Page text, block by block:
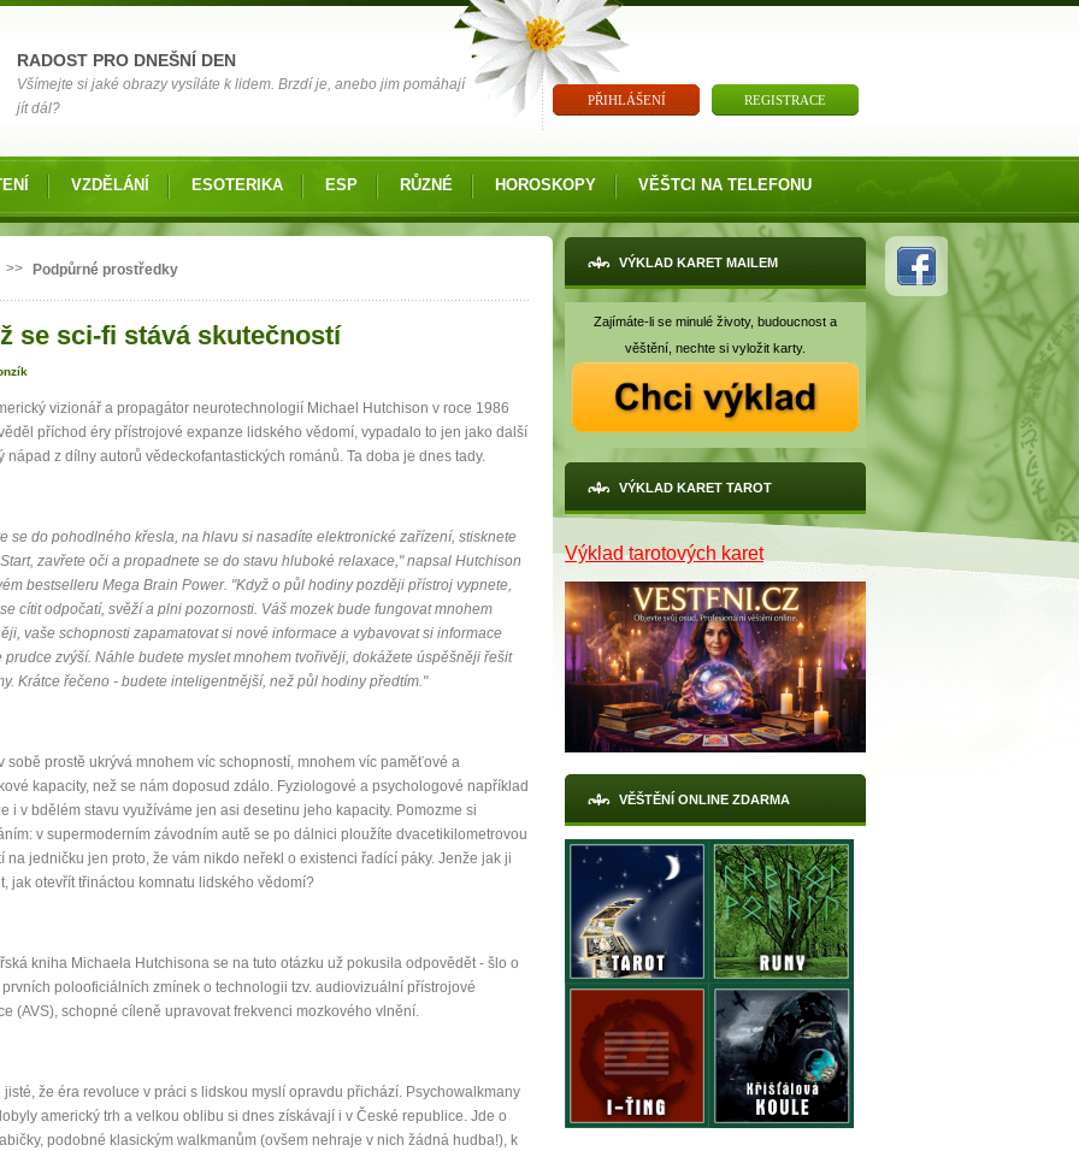
RADOST PRO DNEŠNÍ DEN
Všímejte si jaké obrazy vysíláte k lidem. Brzdí je, anebo jim pomáhají
jít dál?
PŘIHLÁŠENÍ REGISTRACE
VZDĚLÁNÍ ESOTERIKA ESP RŮZNÉ HOROSKOPY VĚŠTCI NA TELEFONU
>> Podpůrné prostředky
se sci-fi stává skutečností
vizionář a propagátor neurotechnologií Michael Hutchison v roce 1986
příchod éry přístrojové expanze lidského vědomí, vypadalo to jen jako další
nápad z dílny autorů vědeckofantastických románů. Ta doba je dnes tady.
se do pohodlného křesla, na hlavu si nasadíte elektronické zařízení, stisknete
zavřete oči a propadnete se do stavu hluboké relaxace," napsal Hutchison
bestselleru Mega Brain Power. "Když o půl hodiny později přístroj vypnete,
cítit odpočatí, svěží a plni pozornosti. Váš mozek bude fungovat mnohem
vaše schopnosti zapamatovat si nové informace a vybavovat si informace
prudce zvýší. Náhle budete myslet mnohem tvořivěji, dokážete úspěšněji řešit
Krátce řečeno - budete inteligentnější, než půl hodiny předtím."
sobě prostě ukrývá mnohem víc schopností, mnohem víc paměťové a
kapacity, než se nám doposud zdálo. Fyziologové a psychologové například
i v bdělém stavu využíváme jen asi desetinu jeho kapacity. Pomozme si
v supermoderním závodním autě se po dálnici ploužíte dvacetikilometrovou
na jedničku jen proto, že vám nikdo neřekl o existenci řadící páky. Jenže jak ji
jak otevřít třináctou komnatu lidského vědomí?
kniha Michaela Hutchisona se na tuto otázku už pokusila odpovědět - šlo o
polooficiálních zmínek o technologii tzv. audiovizuální přístrojové
(AVS), schopné cíleně upravovat frekvenci mozkového vlnění.
jisté, že éra revoluce v práci s lidskou myslí opravdu přichází. Psychowalkmany
americký trh a velkou oblibu si dnes získávají i v České republice. Jde o
podobné klasickým walkmanům (ovšem nehraje v nich žádná hudba!), k
VÝKLAD KARET MAILEM
Zajímáte-li se minulé životy, budoucnost a
věštění, nechte si vyložit karty.
VÝKLAD KARET TAROT
Výklad tarotových karet
VĚŠTĚNÍ ONLINE ZDARMA